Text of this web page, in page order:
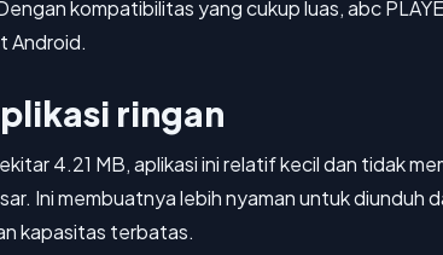
kompatibilitas yang cukup luas, abc
Android.
ringan
4.21 MB, aplikasi ini relatif kecil dan tidak
Ini membuatnya lebih nyaman untuk diunduh
kapasitas terbatas.